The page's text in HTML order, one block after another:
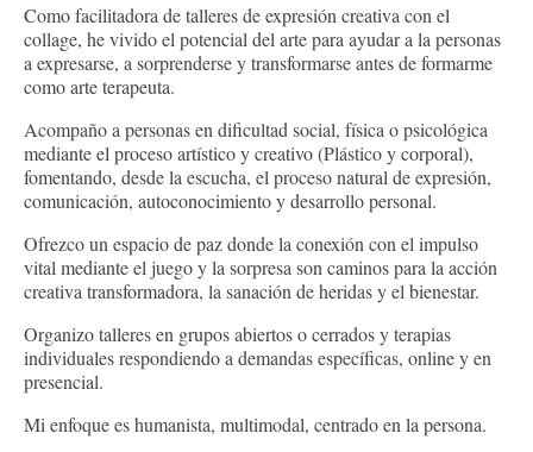
Como facilitadora de talleres de expresión creativa con el
collage, he vivido el potencial del arte para ayudar a la personas
a expresarse, a sorprenderse y transformarse antes de formarme
como arte terapeuta.
Acompaño a personas en dificultad social, física o psicológica
mediante el proceso artístico y creativo (Plástico y corporal),
fomentando, desde la escucha, el proceso natural de expresión,
comunicación, autoconocimiento y desarrollo personal.
Ofrezco un espacio de paz donde la conexión con el impulso
vital mediante el juego y la sorpresa son caminos para la acción
creativa transformadora, la sanación de heridas y el bienestar.
Organizo talleres en grupos abiertos o cerrados y terapias
individuales respondiendo a demandas específicas, online y en
presencial.
Mi enfoque es humanista, multimodal, centrado en la persona.